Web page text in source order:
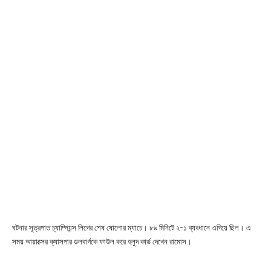
ঘটনার সূত্রপাত চ্যাম্পিয়ন্স লিগের শেষ ষোলোর ম্যাচে। ৮৯ মিনিটে ২-১ ব্যবধানে এগিয়ে ছিল। এ
সময় আয়াক্সের ক্যাসপার ডলবার্গকে ফাউল করে হলুদ কার্ড দেখেন রামোস।